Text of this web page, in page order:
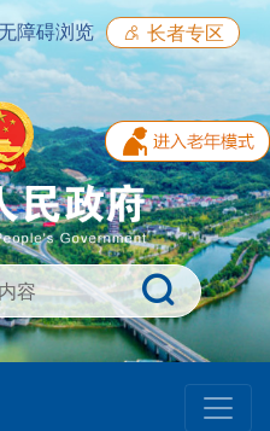
障碍浏览 长者专区